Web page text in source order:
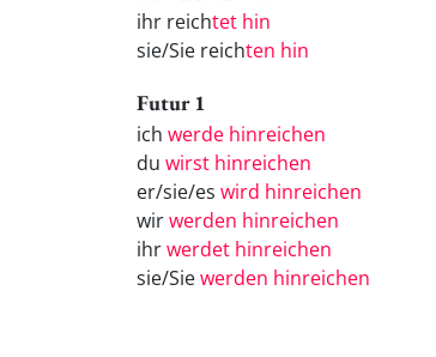
ihr reichtet hin
sie/Sie reichten hin
Futur 1
ich werde hinreichen
du wirst hinreichen
er/sie/es wird hinreichen
wirwerden hinreichen
ihrwerdet hinreichen
sie/Siewerden hinreichen